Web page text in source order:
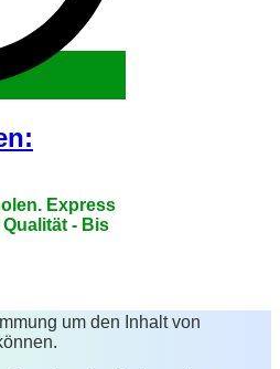
Express
- Bis
um den Inhalt von